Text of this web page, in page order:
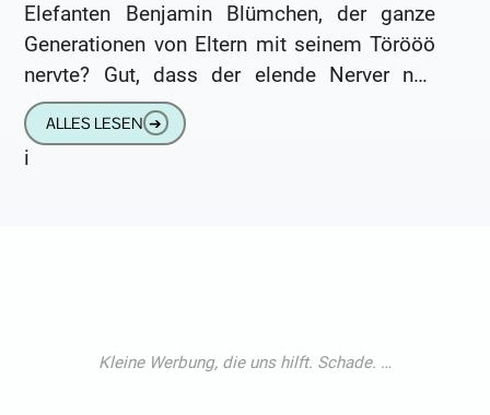
Elefanten Benjamin Blümchen, der ganze
Generationen von Eltern mit seinem Törööö
nervte? Gut, dass der elende Nerver nun
endlich weg muss, oder? Hinfort mit
ALLES LESEN ➔
i